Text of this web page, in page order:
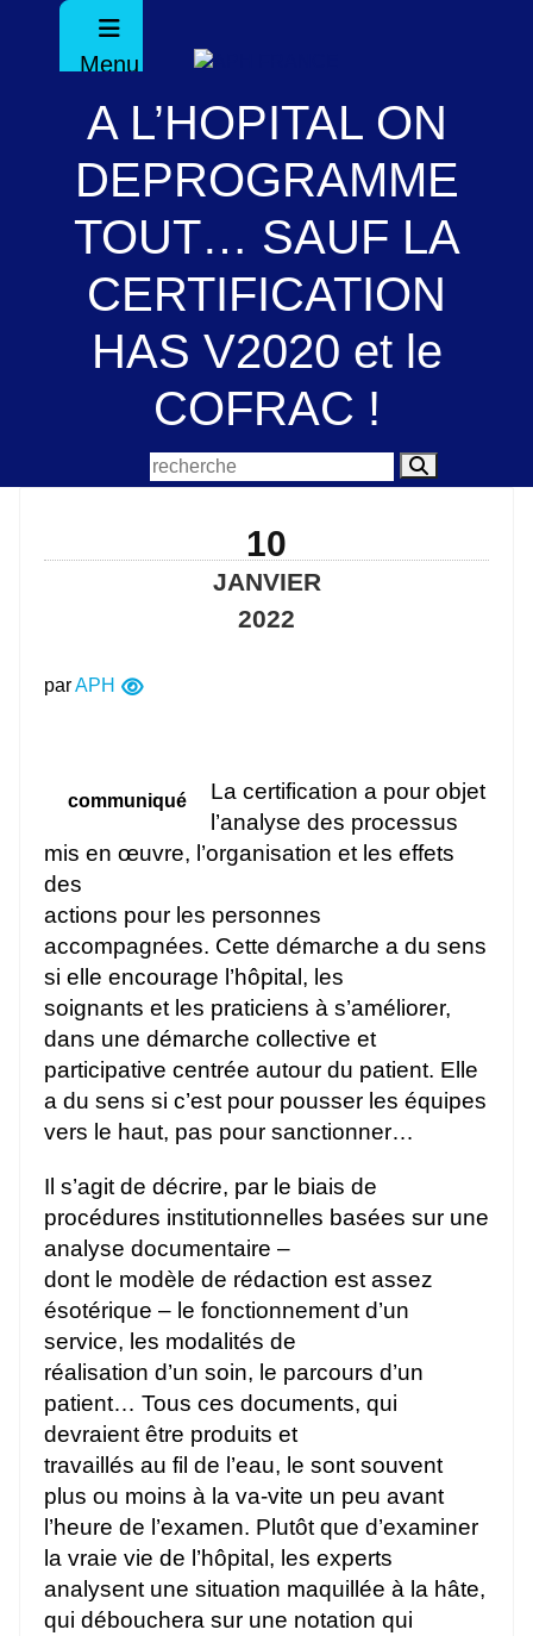
Menu
A L’HOPITAL ON
DEPROGRAMME
TOUT… SAUF LA
CERTIFICATION
HAS V2020 et le
COFRAC !
10
JANVIER
2022
parAPH
communiqué
La certification a pour objet
l’analyse des processus
mis en œuvre, l’organisation et les effets
des
actions pour les personnes
accompagnées. Cette démarche a du sens
si elle encourage l’hôpital, les
soignants et les praticiens à s’améliorer,
dans une démarche collective et
participative centrée autour du patient. Elle
a du sens si c’est pour pousser les équipes
vers le haut, pas pour sanctionner…
Il s’agit de décrire, par le biais de
procédures institutionnelles basées sur une
analyse documentaire –
dont le modèle de rédaction est assez
ésotérique – le fonctionnement d’un
service, les modalités de
réalisation d’un soin, le parcours d’un
patient… Tous ces documents, qui
devraient être produits et
travaillés au fil de l’eau, le sont souvent
plus ou moins à la va-vite un peu avant
l’heure de l’examen. Plutôt que d’examiner
la vraie vie de l’hôpital, les experts
analysent une situation maquillée à la hâte,
qui débouchera sur une notation qui